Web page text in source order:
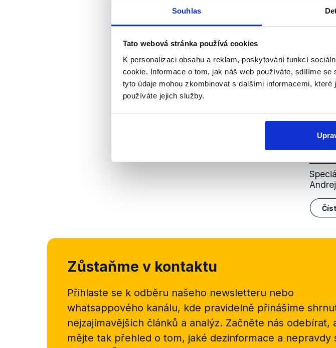
Souhlas
Tato webová stránka používá cookies
K personalizaci obsahu a reklam, poskytování funkcí
cookie. Informace o tom, jak náš web používáte, sdílíme
tyto údaje mohou zkombinovat s dalšími informacemi,
používáte jejich služby.
návrh zákona Poslanecké sněmovně s
oznamovací povinnosti nadnárodních korporací.
na původním znění návrhu zákona, a tak byl 12.
prezidentem republiky a 27. března 2019 byl ve
Ustanovení § 38da pak bylo novelizováno
stačí podávat zmiňované oznámení jen jednou
oznámení podáváno, a to ze 100 000 na 300
Výrok jsme zmínili
Zůstaňme v kontaktu
Přihlaste se k odběru našeho newsletteru nebo
whatsappového kanálu, kde pravidelně přinášíme
nejzajímavějších článků a analýz. Začněte nás odebírat,
mějte tak přehled o tom, jaké dezinformace a nepravdy